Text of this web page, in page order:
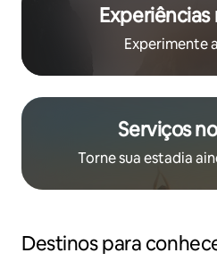
Experimente
Serviços
Torne sua estadia
Destinos para